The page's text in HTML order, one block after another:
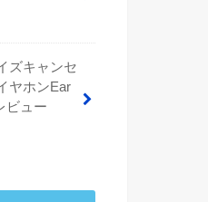
ズキャンセ
ヤホンEar
ビュー